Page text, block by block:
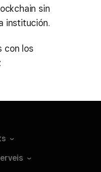
sin
institución.
con los